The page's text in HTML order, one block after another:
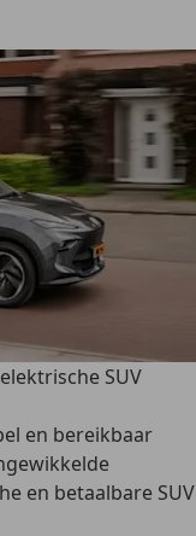
SUV
en bereikbaar
en betaalbare SUV